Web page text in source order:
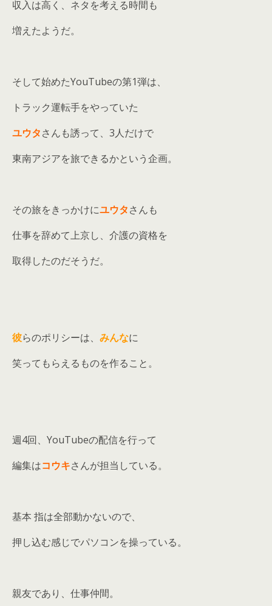
収入は高く、ネタを考える時間も
増えたようだ。
そして始めたYouTubeの第1弾は、
トラック運転手をやっていた
ユウタさんも誘って、3人だけで
東南アジアを旅できるかという企画。
その旅をきっかけにユウタさんも
仕事を辞めて上京し、介護の資格を
取得したのだそうだ。
彼らのポリシーは、 みんなに
笑ってもらえるものを作ること。
週4回、YouTubeの配信を行って
編集はコウキさんが担当している。
基本 指は全部動かないので、
押し込む感じでパソコンを操っている。
親友であり、仕事仲間。